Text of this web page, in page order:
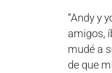
“Andy y
amigos,
mudé a
de que